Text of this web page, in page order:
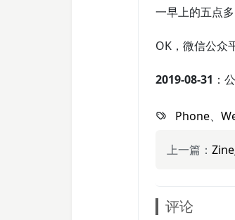
一早上的五点
OK，微信公众
2019-08-31 ：
Phone、
上一篇：
评论